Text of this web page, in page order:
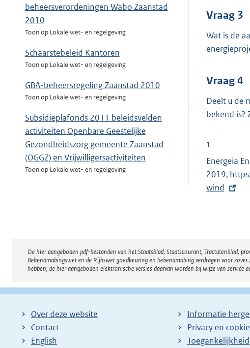
beheersverordeningen Wabo Zaanstad
2010
Toon op Lokale wet- en regelgeving
Schaarstebeleid Kantoren
Toon op Lokale wet- en regelgeving
GBA-beheersregeling Zaanstad 2010
Toon op Lokale wet- en regelgeving
Subsidieplafonds 2011 beleidsvelden
activiteiten Openbare Geestelijke
Gezondheidszorg gemeente Zaanstad
(OGGZ) en Vrijwilligersactiviteiten
Toon op Lokale wet- en regelgeving
Vraag 3
Wat is de
Vraag 4
Deelt u de
bekend is?
1
Energeia
2019, E
x
e
l
n
:
wind
Disclaimer
De hier aangeboden pdf-bestanden van het Staatsblad, Staatscourant, Tractatenblad,
Bekendmakingswet en de Rijkswet goedkeuring en bekendmaking verdragen voor
hebben; de hier aangeboden elektronische versies daarvan worden bij wijze van service
Over deze website
Contact
English
Informatie
Privacy en
Toegankelijkheid